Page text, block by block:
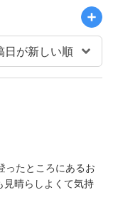
ったところにあるお
見晴らしよくて気持